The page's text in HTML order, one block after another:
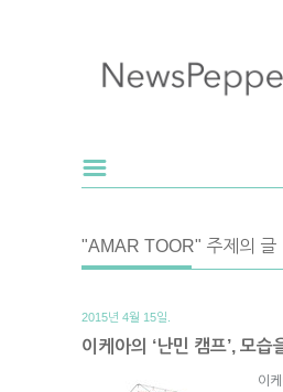
"AMAR TOOR" 주제의 글
2015년 4월 15일.
이케아의 ‘난민 캠프’, 모습
이